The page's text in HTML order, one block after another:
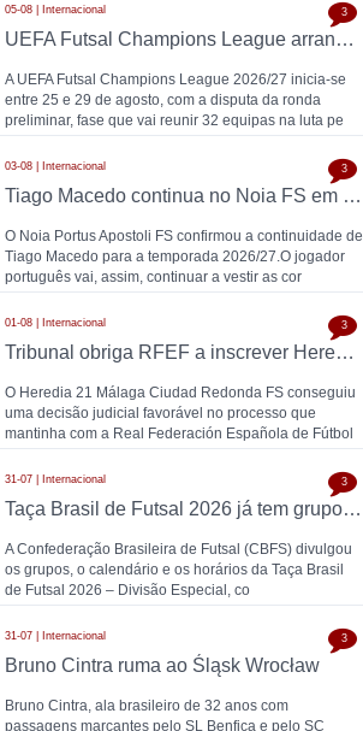
05-08 | Internacional
UEFA Futsal Champions League arranca a 25 de agosto com 32 equipas na ronda preliminar
A UEFA Futsal Champions League 2026/27 inicia-se
entre 25 e 29 de agosto, com a disputa da ronda
preliminar, fase que vai reunir 32 equipas na luta pe
3
03-08 | Internacional
Tiago Macedo continua no Noia FS em 2026/27
O Noia Portus Apostoli FS confirmou a continuidade de
Tiago Macedo para a temporada 2026/27.O jogador
português vai, assim, continuar a vestir as cor
3
01-08 | Internacional
Tribunal obriga RFEF a inscrever Heredia 21 Málaga na Segunda Divisão
O Heredia 21 Málaga Ciudad Redonda FS conseguiu
uma decisão judicial favorável no processo que
mantinha com a Real Federación Española de Fútbol
3
31-07 | Internacional
Taça Brasil de Futsal 2026 já tem grupos, calendário e horários definidos
A Confederação Brasileira de Futsal (CBFS) divulgou
os grupos, o calendário e os horários da Taça Brasil
de Futsal 2026 – Divisão Especial, co
3
31-07 | Internacional
Bruno Cintra ruma ao Śląsk Wrocław
Bruno Cintra, ala brasileiro de 32 anos com
passagens marcantes pelo SL Benfica e pelo SC
3